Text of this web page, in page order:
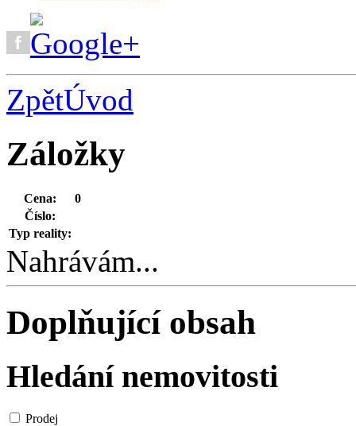
ZpětÚvod
Záložky
Cena:
0
Číslo:
Typ reality:
Nahrávám...
Doplňující obsah
Hledání nemovitosti
Prodej